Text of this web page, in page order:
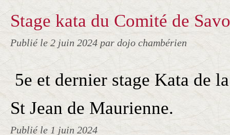
Stage kata du Comité de
Publié le 2 juin 2024 par dojo chambérien
5e et dernier stage Kata de
St Jean de Maurienne.
Publié le 1 juin 2024